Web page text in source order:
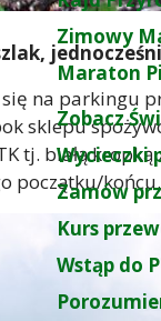
Zimowy
Maraton
Zobacz
Wycieczki
Zamów
Kurs
Wstąp do
na parkingu
sklepu
tj. białą
początku/końcu.